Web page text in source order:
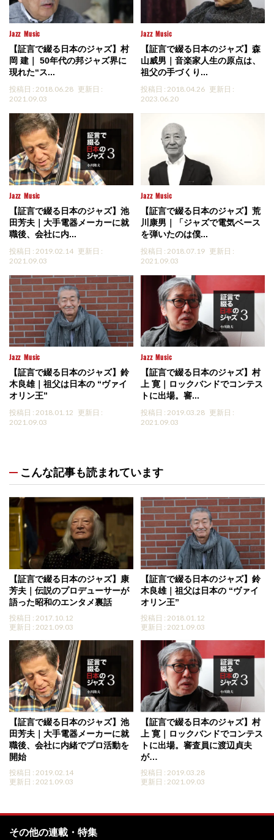
Jazz Music
【証言で綴る日本のジャズ】村
岡 建｜ 50年代の邦ジャズ界に
現れた“ス...
投稿日 : 2018.06.28 更新日 :
2021.09.03
Jazz Music
【証言で綴る日本のジャズ】森
山威男｜音楽家人生の原点は、
祖父の手づくり...
投稿日 : 2018.04.26 更新日 :
2023.06.20
Jazz Music
【証言で綴る日本のジャズ】池
田芳夫｜大手電器メーカーに就
職後、会社に内...
投稿日 : 2019.02.14 更新日 :
2021.09.03
Jazz Music
【証言で綴る日本のジャズ】荒
川康男｜「ジャズで電気ベース
を弾いたのは僕...
投稿日 : 2018.07.19 更新日 :
2021.09.03
Jazz Music
【証言で綴る日本のジャズ】鈴
木良雄｜祖父は日本の “ヴァイ
オリン王”
投稿日 : 2018.01.12 更新日 :
2021.09.03
Jazz Music
【証言で綴る日本のジャズ】村
上 寛｜ロックバンドでコンテス
トに出場。審...
投稿日 : 2019.03.28 更新日 :
2021.09.03
こんな記事も読まれています
【証言で綴る日本のジャズ】康
芳夫｜伝説のプロデューサーが
語った昭和のエンタメ裏話
投稿日 : 2017.10.12
更新日 : 2021.09.03
【証言で綴る日本のジャズ】鈴
木良雄｜祖父は日本の “ヴァイ
オリン王”
投稿日 : 2018.01.12
更新日 : 2021.09.03
【証言で綴る日本のジャズ】池
田芳夫｜大手電器メーカーに就
職後、会社に内緒でプロ活動を
開始
投稿日 : 2019.02.14
更新日 : 2021.09.03
【証言で綴る日本のジャズ】村
上 寛｜ロックバンドでコンテス
トに出場。審査員に渡辺貞夫
が…
投稿日 : 2019.03.28
更新日 : 2021.09.03
その他の連載・特集